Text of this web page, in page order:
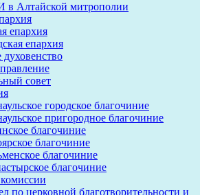
Алтайской митрополии
епархия
епархия
совет
городское благочиние
пригородное благочиние
благочиние
благочиние
благочиние
благочиние
по церковной благотворительности и